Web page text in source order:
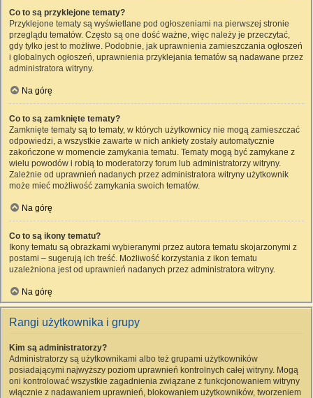
Co to są przyklejone tematy?
Przyklejone tematy są wyświetlane pod ogłoszeniami na pierwszej stronie
przeglądu tematów. Często są one dość ważne, więc należy je przeczytać,
gdy tylko jest to możliwe. Podobnie, jak uprawnienia zamieszczania ogłoszeń
i globalnych ogłoszeń, uprawnienia przyklejania tematów są nadawane przez
administratora witryny.
Na górę
Co to są zamknięte tematy?
Zamknięte tematy są to tematy, w których użytkownicy nie mogą zamieszczać
odpowiedzi, a wszystkie zawarte w nich ankiety zostały automatycznie
zakończone w momencie zamykania tematu. Tematy mogą być zamykane z
wielu powodów i robią to moderatorzy forum lub administratorzy witryny.
Zależnie od uprawnień nadanych przez administratora witryny użytkownik
może mieć możliwość zamykania swoich tematów.
Na górę
Co to są ikony tematu?
Ikony tematu są obrazkami wybieranymi przez autora tematu skojarzonymi z
postami – sugerują ich treść. Możliwość korzystania z ikon tematu
uzależniona jest od uprawnień nadanych przez administratora witryny.
Na górę
Rangi użytkownika i grupy
Kim są administratorzy?
Administratorzy są użytkownikami albo też grupami użytkowników
posiadającymi najwyższy poziom uprawnień kontrolnych całej witryny. Mogą
oni kontrolować wszystkie zagadnienia związane z funkcjonowaniem witryny
włącznie z nadawaniem uprawnień, blokowaniem użytkowników, tworzeniem